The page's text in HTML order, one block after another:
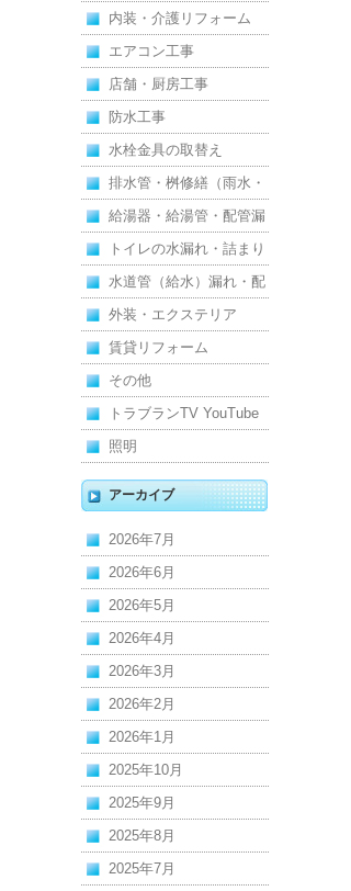
内装・介護リフォーム
エアコン工事
店舗・厨房工事
防水工事
水栓金具の取替え
排水管・桝修繕（雨水・
汚水）
給湯器・給湯管・配管漏
れ
トイレの水漏れ・詰まり
水道管（給水）漏れ・配
管
外装・エクステリア
賃貸リフォーム
その他
トラブランTV YouTube
照明
アーカイブ
2026年7月
2026年6月
2026年5月
2026年4月
2026年3月
2026年2月
2026年1月
2025年10月
2025年9月
2025年8月
2025年7月